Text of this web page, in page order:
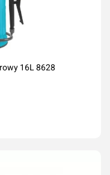
16L 8628